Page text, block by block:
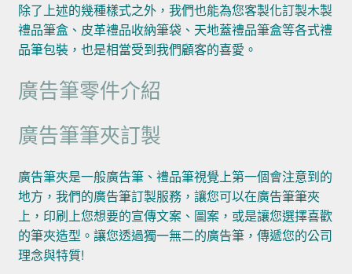
除了上述的幾種樣式之外，我們也能為您客製化訂製木製
禮品筆盒、皮革禮品收納筆袋、天地蓋禮品筆盒等各式禮
品筆包裝，也是相當受到我們顧客的喜愛。
廣告筆零件介紹
廣告筆筆夾訂製
廣告筆夾是一般廣告筆、禮品筆視覺上第一個會注意到的
地方，我們的廣告筆訂製服務，讓您可以在廣告筆筆夾
上，印刷上您想要的宣傳文案、圖案，或是讓您選擇喜歡
的筆夾造型。讓您透過獨一無二的廣告筆，傳遞您的公司
理念與特質!